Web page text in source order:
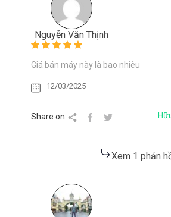
Nguyễn Văn Thịnh
Giá bán máy này là bao nhiêu
12/03/2025
Share on
Xem 1 phản